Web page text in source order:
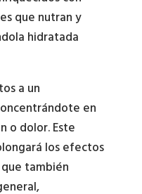
que nutran y
hidratada
a un
en
o dolor. Este
los efectos
también